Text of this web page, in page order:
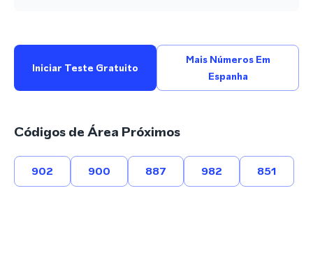
Iniciar Teste Gratuito
Mais Números Em
Espanha
Códigos de Área Próximos
902 900 887 982 851